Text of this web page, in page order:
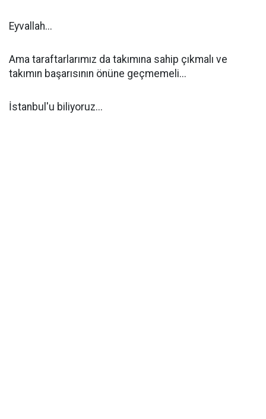
Eyvallah...
Ama taraftarlarımız da takımına sahip çıkmalı ve
takımın başarısının önüne geçmemeli...
İstanbul'u biliyoruz...